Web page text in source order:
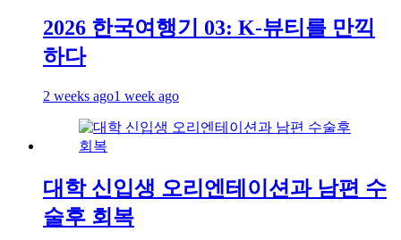
2026 한국여행기 03: K-뷰티를 만끽
하다
2 weeks ago1 week ago
대학 신입생 오리엔테이션과 남편 수
술후 회복